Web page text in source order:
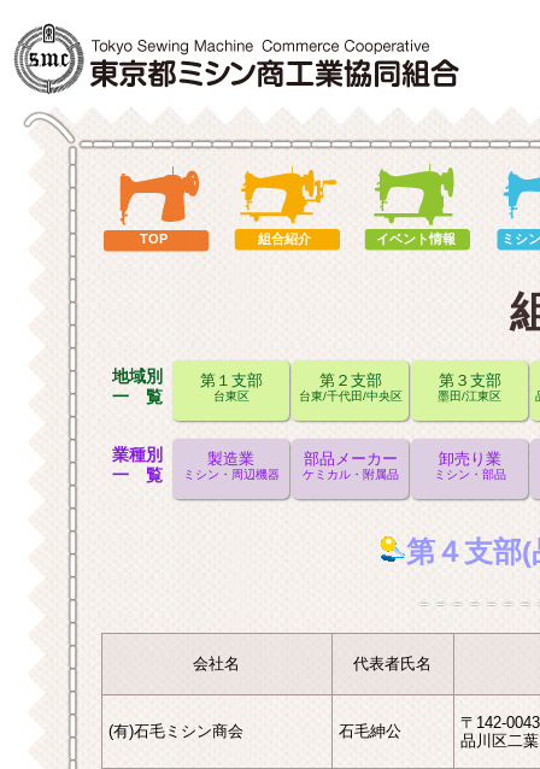
TOP 組合紹介 イベント情報 ミシ
地域別
一 覧
第１支部
台東区
第２支部
台東/千代田/中央区
第３支部
墨田/江東区
業種別
一 覧
製造業
ミシン・周辺機器
部品メーカー
ケミカル・附属品
卸売り業
ミシン・部品
第４支部
会社名 代表者氏名
(有)石毛ミシン商会 石毛紳公
〒142-0043
品川区二